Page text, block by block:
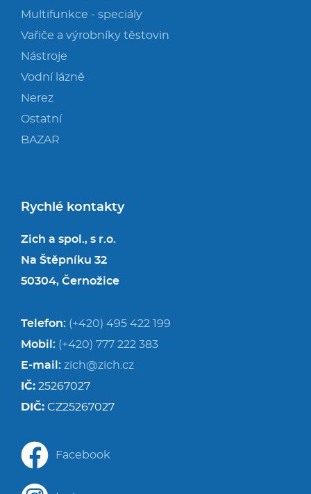
Multifunkce - speciály
Vařiče a výrobníky těstovin
Nástroje
Vodní lázně
Nerez
Ostatní
BAZAR
Rychlé kontakty
Zich a spol., s r.o.
Na Štěpníku 32
50304, Černožice
Telefon: (+420) 495 422 199
Mobil: (+420) 777 222 383
E-mail: zich@zich.cz
IČ: 25267027
DIČ: CZ25267027
Facebook